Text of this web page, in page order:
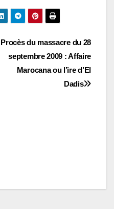
Procès du massacre du 28
septembre 2009 : Affaire
Marocana ou l’ire d’El
Dadis